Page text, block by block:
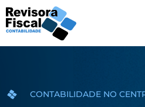
CONTABILIDADE NO